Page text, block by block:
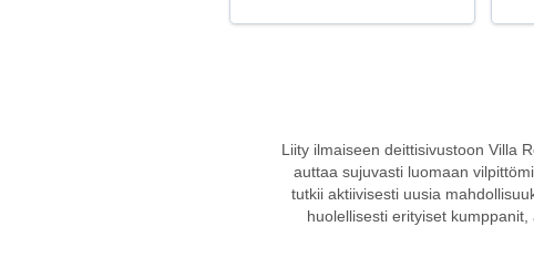
Liity ilmaiseen deittisivustoon Villa
auttaa sujuvasti luomaan
tutkii aktiivisesti uusia
huolellisesti erityiset